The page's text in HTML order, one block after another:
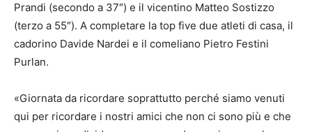
Prandi (secondo a 37″) e il vicentino Matteo Sostizzo
(terzo a 55″). A completare la top five due atleti di casa, il
cadorino Davide Nardei e il comeliano Pietro Festini
Purlan.
«Giornata da ricordare soprattutto perché siamo venuti
qui per ricordare i nostri amici che non ci sono più e che